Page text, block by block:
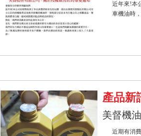
近年來!本
車機油時
產品新
美督機
近期有消